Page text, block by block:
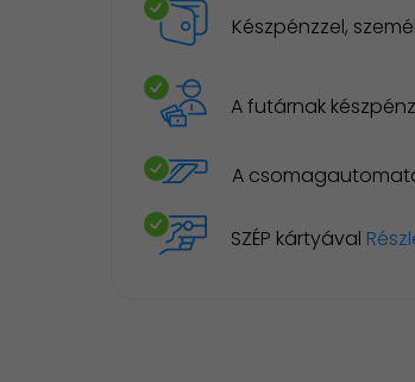
Készpénzzel,
A futárnak
A
SZÉP kártyával